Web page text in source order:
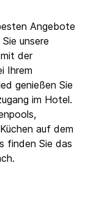
Angebote
unsere
der
Ihrem
genießen Sie
im Hotel.
auf dem
finden Sie das